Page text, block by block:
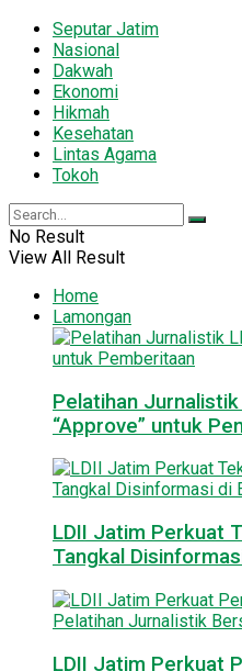
Seputar Jatim
Nasional
Dakwah
Ekonomi
Hikmah
Kesehatan
Lintas Agama
Tokoh
No Result
View All Result
Home
Lamongan
Pelatihan
“Approve” untuk
LDII Jatim Perkuat
Tangkal
LDII Jatim Perkuat